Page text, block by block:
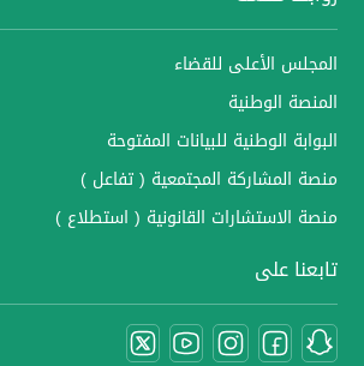
المجلس الأعلى للقضاء
المنصة الوطنية
البوابة الوطنية للبيانات المفتوحة
منصة المشاركة المجتمعية ( تفاعل )
منصة الاستشارات القانونية ( استطلاع )
تابعنا على